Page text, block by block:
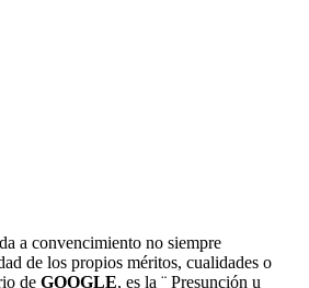
a convencimiento no siempre
de los propios méritos, cualidades o
de GOOGLE, es la ¨ Presunción u